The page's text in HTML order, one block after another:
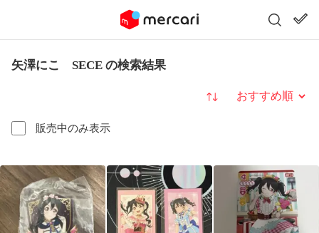
矢澤にこ SECE の検索結果
販売中のみ表示
並び替え